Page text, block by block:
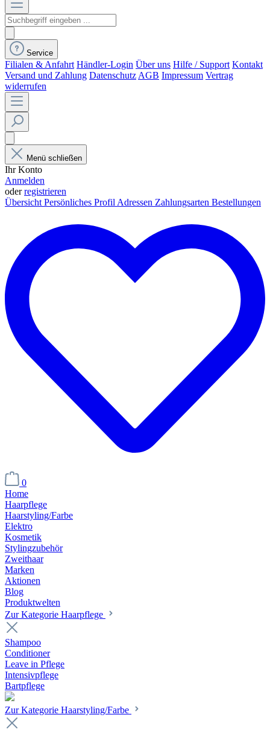
Service
Filialen & Anfahrt Händler-Login Über uns Hilfe / Support Kontakt
Versand und Zahlung Datenschutz AGB Impressum Vertrag
widerrufen
Menü schließen
Ihr Konto
Anmelden
oderregistrieren
Übersicht Persönliches Profil Adressen Zahlungsarten Bestellungen
0
Home
Haarpflege
Haarstyling/Farbe
Elektro
Kosmetik
Stylingzubehör
Zweithaar
Marken
Aktionen
Blog
Produktwelten
Zur Kategorie Haarpflege
Shampoo
Conditioner
Leave in Pflege
Intensivpflege
Bartpflege
Zur Kategorie Haarstyling/Farbe